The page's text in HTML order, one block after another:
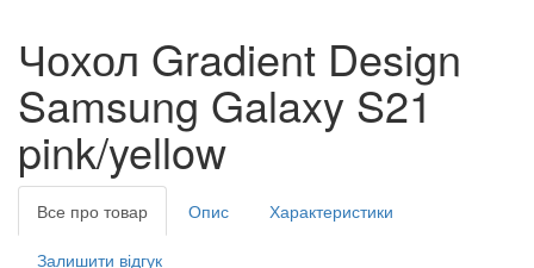
Чохол Gradient Design
Samsung Galaxy S21
pink/yellow
Все про товар Опис Характеристики
Залишити відгук